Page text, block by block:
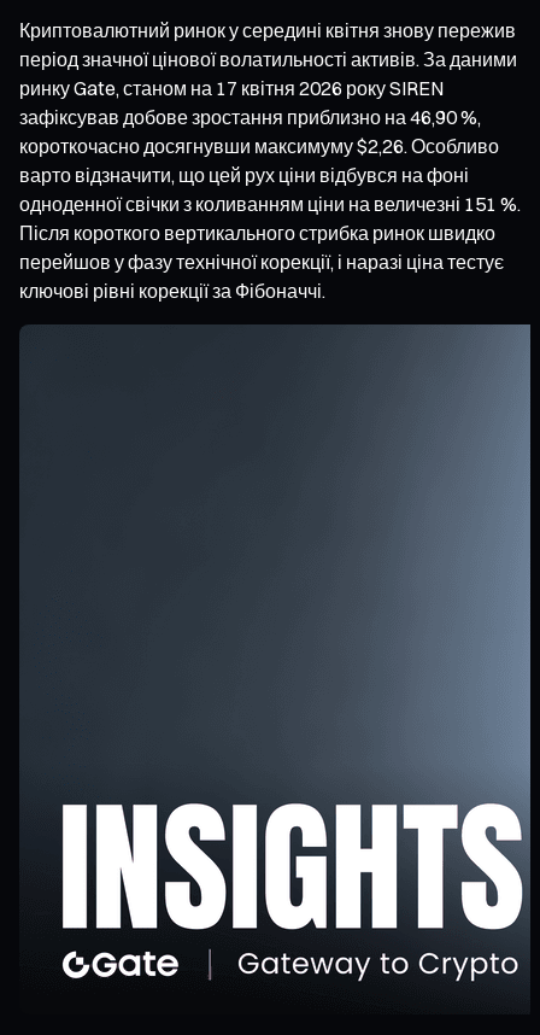
Криптовалютний ринок у середині квітня знову пережив
період значної цінової волатильності активів. За даними
ринку Gate, станом на 17 квітня 2026 року SIREN
зафіксував добове зростання приблизно на 46,90 %,
короткочасно досягнувши максимуму $2,26. Особливо
варто відзначити, що цей рух ціни відбувся на фоні
одноденної свічки з коливанням ціни на величезні 151 %.
Після короткого вертикального стрибка ринок швидко
перейшов у фазу технічної корекції, і наразі ціна тестує
ключові рівні корекції за Фібоначчі.